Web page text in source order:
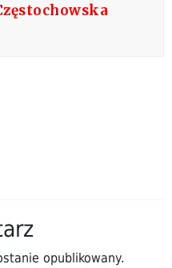
opublikowany.